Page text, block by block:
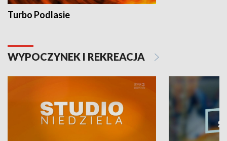
Turbo Podlasie
WYPOCZYNEK I REKREACJA